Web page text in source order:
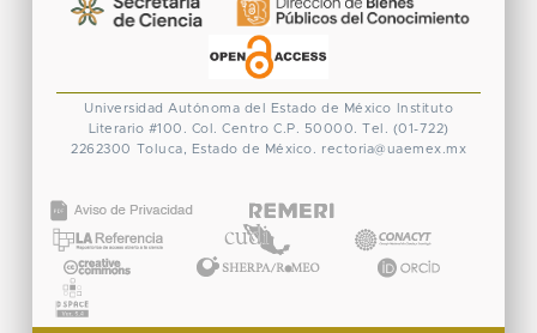
Universidad Autónoma del Estado de México
Instituto
Literario #100. Col. Centro C.P. 50000. Tel. (01-722)
2262300
Toluca, Estado de México. rectoria@uaemex.mx